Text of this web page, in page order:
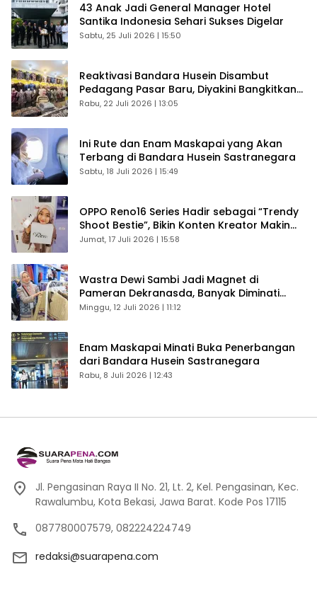
43 Anak Jadi General Manager Hotel
Santika Indonesia Sehari Sukses Digelar
Sabtu, 25 Juli 2026 | 15:50
Reaktivasi Bandara Husein Disambut
Pedagang Pasar Baru, Diyakini Bangkitkan
Kembali Ekonomi Bandung
Rabu, 22 Juli 2026 | 13:05
Ini Rute dan Enam Maskapai yang Akan
Terbang di Bandara Husein Sastranegara
Sabtu, 18 Juli 2026 | 15:49
OPPO Reno16 Series Hadir sebagai “Trendy
Shoot Bestie”, Bikin Konten Kreator Makin
Betah
Jumat, 17 Juli 2026 | 15:58
Wastra Dewi Sambi Jadi Magnet di
Pameran Dekranasda, Banyak Diminati
Pengunjung
Minggu, 12 Juli 2026 | 11:12
Enam Maskapai Minati Buka Penerbangan
dari Bandara Husein Sastranegara
Rabu, 8 Juli 2026 | 12:43
Jl. Pengasinan Raya II No. 21, Lt. 2, Kel. Pengasinan, Kec.
Rawalumbu, Kota Bekasi, Jawa Barat. Kode Pos 17115
087780007579, 082224224749
redaksi@suarapena.com